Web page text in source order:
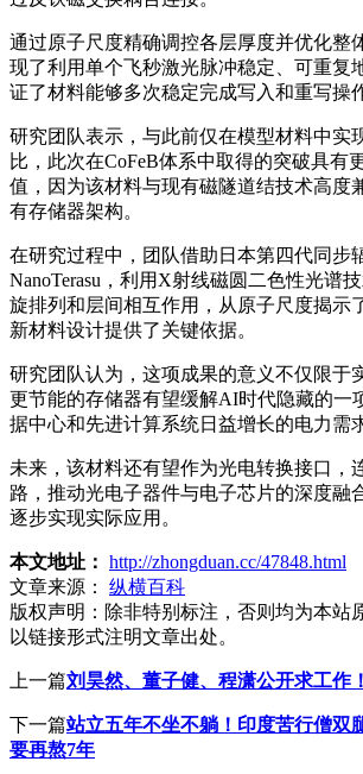
通过原子尺度精确调控各层厚度并优化整
现了利用单个飞秒激光脉冲稳定、可重复
证了材料能够多次稳定完成写入和重写操
研究团队表示，与此前仅在模型材料中实
比，此次在CoFeB体系中取得的突破具有
值，因为该材料与现有磁隧道结技术高度
有存储器架构。
在研究过程中，团队借助日本第四代同步
NanoTerasu，利用X射线磁圆二色性光谱
旋排列和层间相互作用，从原子尺度揭示
新材料设计提供了关键依据。
研究团队认为，这项成果的意义不仅限于
更节能的存储器有望缓解AI时代隐藏的
据中心和先进计算系统日益增长的电力需
未来，该材料还有望作为光电转换接口，
路，推动光电子器件与电子芯片的深度融
逐步实现实际应用。
本文地址： http://zhongduan.cc/47848.html
文章来源：
纵横百科
版权声明： 除非特别标注，否则均为本站
以链接形式注明文章出处。
上一篇刘昊然、董子健、程潇公开求工作
下一篇站立五年不坐不躺！印度苦行僧双
要再熬7年